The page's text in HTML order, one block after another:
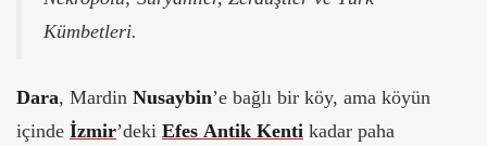
Kümbetleri.
Dara, Mardin Nusaybin’e bağlı bir köy, ama köyün
içinde İzmir’deki Efes Antik Kenti kadar paha